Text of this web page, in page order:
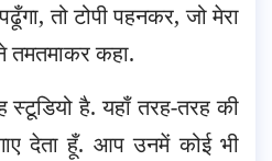
तो टोपी पहनकर, जो मेरा
तमतमाकर कहा.
है. यहाँ तरह-तरह की
देता हूँ. आप उनमें कोई भी